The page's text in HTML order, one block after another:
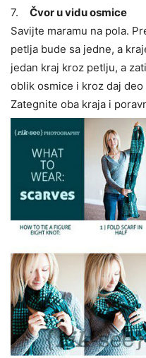
7. Čvor u vidu osmice
Savijte maramu na pola.
petlja bude sa jedne, a
jedan kraj kroz petlju, a
oblik osmice i kroz daj
Zategnite oba kraja i